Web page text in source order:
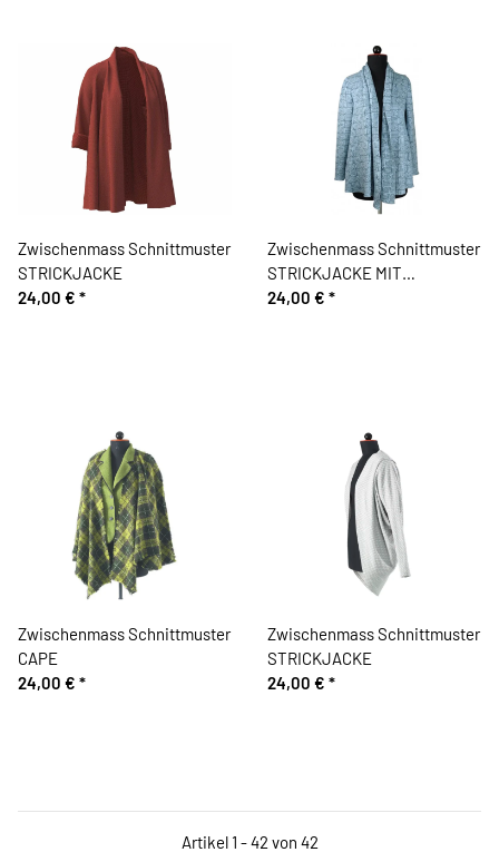
Zwischenmass Schnittmuster
STRICKJACKE
24,00 € *
Zwischenmass Schnittmuster
STRICKJACKE MIT
SCHALKRAGEN
24,00 € *
Zwischenmass Schnittmuster
CAPE
24,00 € *
Zwischenmass Schnittmuster
STRICKJACKE
24,00 € *
Artikel 1 - 42 von 42